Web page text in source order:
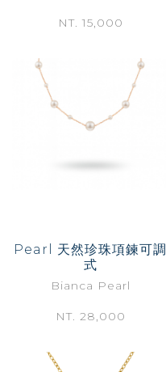
NT. 15,000
Pearl 天然珍珠項鍊可調
式
Bianca Pearl
NT. 28,000